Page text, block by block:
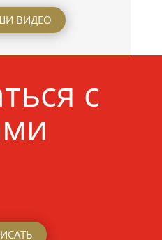
ВИДЕО
с